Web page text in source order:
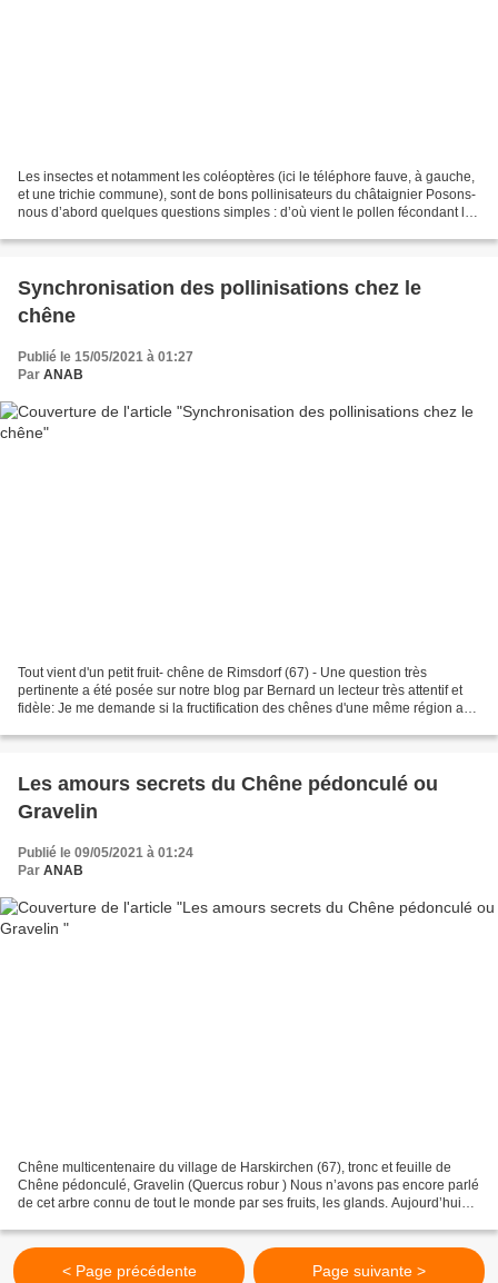
Les insectes et notamment les coléoptères (ici le téléphore fauve, à gauche,
et une trichie commune), sont de bons pollinisateurs du châtaignier Posons-
nous d’abord quelques questions simples : d’où vient le pollen fécondant les
Synchronisation des pollinisations chez le
chêne
Publié le 15/05/2021 à 01:27
Par ANAB
Tout vient d'un petit fruit- chêne de Rimsdorf (67) - Une question très
pertinente a été posée sur notre blog par Bernard un lecteur très attentif et
fidèle: Je me demande si la fructification des chênes d'une même région a
Les amours secrets du Chêne pédonculé ou
Gravelin
Publié le 09/05/2021 à 01:24
Par ANAB
Chêne multicentenaire du village de Harskirchen (67), tronc et feuille de
Chêne pédonculé, Gravelin (Quercus robur ) Nous n’avons pas encore parlé
de cet arbre connu de tout le monde par ses fruits, les glands. Aujourd’hui
< Page précédente Page suivante >